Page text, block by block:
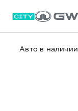
Авто в наличии